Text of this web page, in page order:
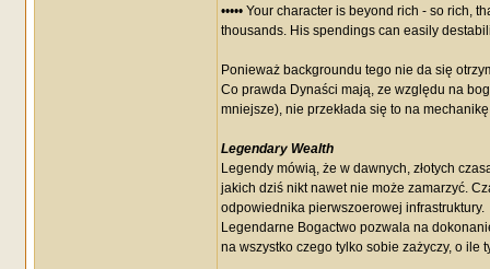
••••• Your character is beyond rich - so
thousands. His spendings can easily
Ponieważ backgroundu tego nie da się
Co prawda Dynaści mają, ze względu na
mniejsze), nie przekłada się to na
Legendary Wealth
Legendy mówią, że w dawnych, złotych
jakich dziś nikt nawet nie może zamarzyć.
odpowiednika pierwszoerowej infrastruktury.
Legendarne Bogactwo pozwala na
na wszystko czego tylko sobie zażyczy, o ile